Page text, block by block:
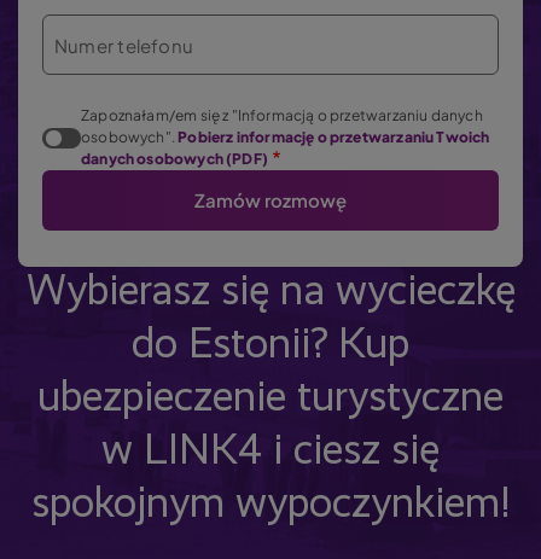
Numer telefonu
Zapoznałam/em się z "Informacją o przetwarzaniu danych
osobowych". Pobierz informację o przetwarzaniu Twoich
danych osobowych (PDF)
Wybierasz się na wycieczkę
do Estonii? Kup
ubezpieczenie turystyczne
w LINK4 i ciesz się
spokojnym wypoczynkiem!